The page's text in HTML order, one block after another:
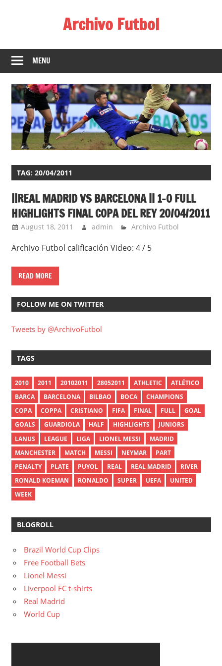
Archivo Futbol
Mejor
de
de
fútbol
MENU
TAG: 20/04/2011
||REAL MADRID VS BARCELONA || 1-0 FULL
HIGHLIGHTS FINAL COPA DEL REY 20/04/2011
August 18, 2011 admin Archivo Futbol
Archivo Futbol calificación Video: 4 / 5
READ MORE
FOLLOW ME ON TWITTER
Tweets by @ArchivoFutbol
TAGS
2010 2011 20102011 28052011 ATHLETIC
ATLÉTICO
BARCA
BARCELONA BILBAO BOCA
CHAMPIONS
COPA
COPPA CRISTIANO FIFA FINAL FULL
GOAL
GOALS
GUARDIOLA HALF HIGHLIGHTS
JUNIORS
LANUS
LEAGUE LIGA LIONEL MESSI
MADRID
MANCHESTER
MATCH MESSI NEYMAR
PART
PENALTY
PLATE PUYOL REAL REAL MADRID
RIVER
RONALD KOEMAN
RONALDO SUPER UEFA
UNITED
WEEK
BLOGROLL
Brazil World Cup Clips
Free Football Bets
Lionel Messi
Liverpool FC t-shirts
Real Madrid
World Cup